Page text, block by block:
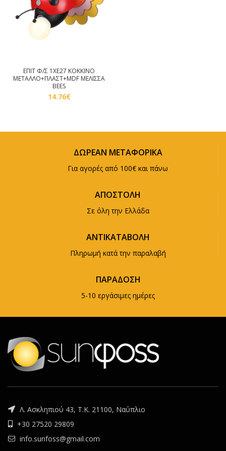
ΕΠΙΤ Φ/Σ 1ΧΕ27 ΚΟΚΚΙΝΟ
ΜΕΤΑΛΛΟ+ΠΛΑΣΤ+MDF ΜΕΛΙΣΣΑ
BEES
14.76€
ΔΩΡΕΑΝ ΜΕΤΑΦΟΡΙΚΑ
Για αγορές από 100€ και πάνω
ΑΠΟΣΤΟΛΗ
Σε όλη την Ελλάδα
ΑΝΤΙΚΑΤΑΒΟΛΗ
Πληρωμή κατά την παραλαβή
ΠΑΡΑΔΟΣΗ
5-10 εργάσιμες ημέρες
Λ. Ασκληπιού 43, Τ.Κ. 21100, Ναύπλιο
+30 27520 29809
info.sunfoss@gmail.com